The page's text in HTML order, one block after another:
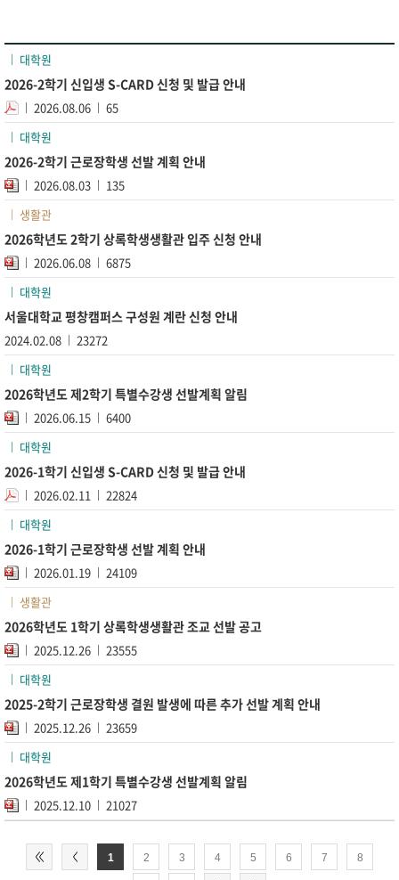
대학원
2026-2학기 신입생 S-CARD 신청 및 발급 안내
2026.08.06
65
대학원
2026-2학기 근로장학생 선발 계획 안내
2026.08.03
135
생활관
2026학년도 2학기 상록학생생활관 입주 신청 안내
2026.06.08
6875
대학원
서울대학교 평창캠퍼스 구성원 계란 신청 안내
2024.02.08
23272
대학원
2026학년도 제2학기 특별수강생 선발계획 알림
2026.06.15
6400
대학원
2026-1학기 신입생 S-CARD 신청 및 발급 안내
2026.02.11
22824
대학원
2026-1학기 근로장학생 선발 계획 안내
2026.01.19
24109
생활관
2026학년도 1학기 상록학생생활관 조교 선발 공고
2025.12.26
23555
대학원
2025-2학기 근로장학생 결원 발생에 따른 추가 선발 계획 안내
2025.12.26
23659
대학원
2026학년도 제1학기 특별수강생 선발계획 알림
2025.12.10 21027
1 2 3 4 5 6 7 8